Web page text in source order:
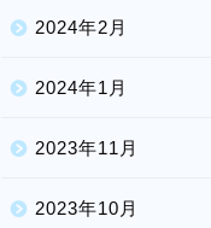
2024年2月
2024年1月
2023年11月
2023年10月